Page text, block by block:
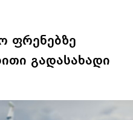
ფრენებზე
გადასახადი